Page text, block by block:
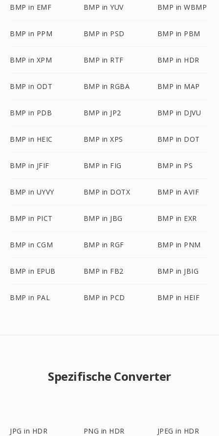
BMP in EMF BMP in YUV BMP in WBMP
BMP in PPM BMP in PSD BMP in PBM
BMP in XPM BMP in RTF BMP in HDR
BMP in ODT BMP in RGBA BMP in MAP
BMP in PDB BMP in JP2 BMP in DJVU
BMP in HEIC BMP in XPS BMP in DOT
BMP in JFIF BMP in FIG BMP in PS
BMP in UYVY BMP in DOTX BMP in AVIF
BMP in PICT BMP in JBG BMP in EXR
BMP in CGM BMP in RGF BMP in PNM
BMP in EPUB BMP in FB2 BMP in JBIG
BMP in PAL BMP in PCD BMP in HEIF
Spezifische Converter
JPG in HDR PNG in HDR JPEG in HDR